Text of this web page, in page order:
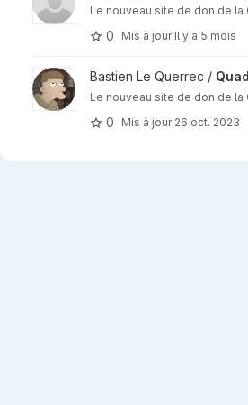
Le nouveau site de don de la
0 Mis à jour Il y a 5 mois
Afficher le projet Quadramoula
Bastien Le Querrec /
Le nouveau site de don de la
0 Mis à jour 26 oct. 2023